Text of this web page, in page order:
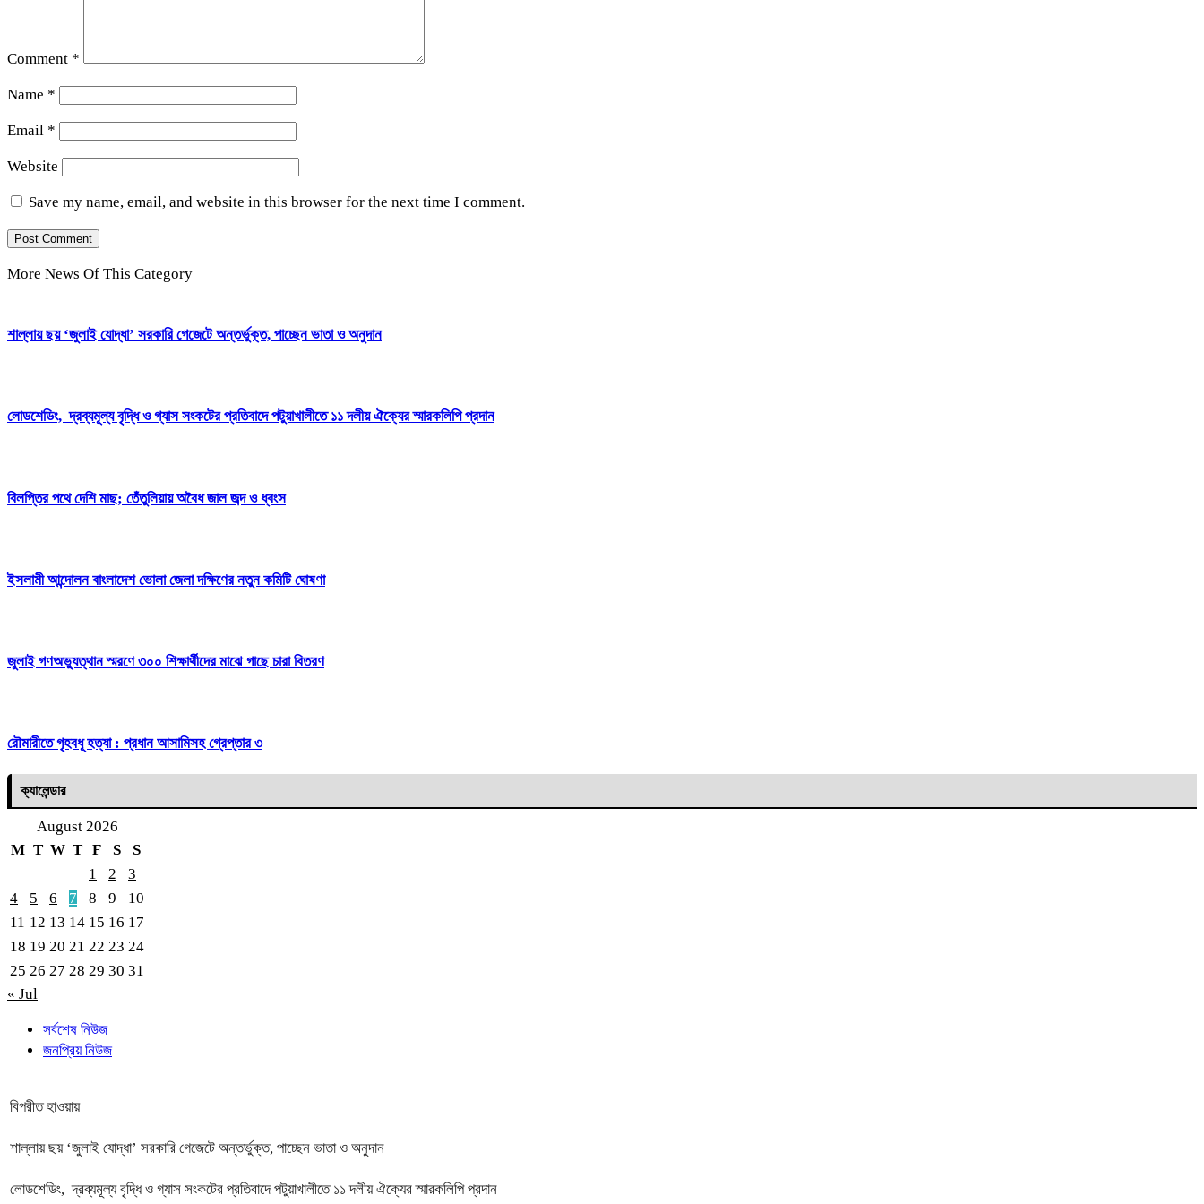
Comment *
Name *
Email *
Website
Save my name, email, and website in this browser for the next time I comment.
More News Of This Category
শাল্লায় ছয় ‘জুলাই যোদ্ধা’ সরকারি গেজেটে অন্তর্ভুক্ত, পাচ্ছেন ভাতা ও অনুদান
লোডশেডিং, দ্রব্যমূল্য বৃদ্ধি ও গ্যাস সংকটের প্রতিবাদে পটুয়াখালীতে ১১ দলীয় ঐক্যের স্মারকলিপি প্রদান
বিলপ্তির পথে দেশি মাছ; তেঁতুলিয়ায় অবৈধ জাল জব্দ ও ধ্বংস
ইসলামী আন্দোলন বাংলাদেশ ভোলা জেলা দক্ষিণের নতুন কমিটি ঘোষণা
জুলাই গণঅভ্যুত্থান স্মরণে ৩০০ শিক্ষার্থীদের মাঝে গাছে চারা বিতরণ
রৌমারীতে গৃহবধূ হত্যা : প্রধান আসামিসহ গ্রেপ্তার ৩
ক্যালেন্ডার
August 2026
M T W T F S
S
1
2
3
4
5 6 7 8 9
10
11 12 13 14 15 16 17
18 19 20 21 22 23 24
25 26 27 28 29 30 31
« Jul
সর্বশেষ নিউজ
জনপ্রিয় নিউজ
বিপরীত হাওয়ায়
শাল্লায় ছয় ‘জুলাই যোদ্ধা’ সরকারি গেজেটে অন্তর্ভুক্ত, পাচ্ছেন ভাতা ও অনুদান
লোডশেডিং, দ্রব্যমূল্য বৃদ্ধি ও গ্যাস সংকটের প্রতিবাদে পটুয়াখালীতে ১১ দলীয় ঐক্যের স্মারকলিপি প্রদান